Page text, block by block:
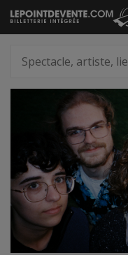
Passer
au
artiste,
lieu...